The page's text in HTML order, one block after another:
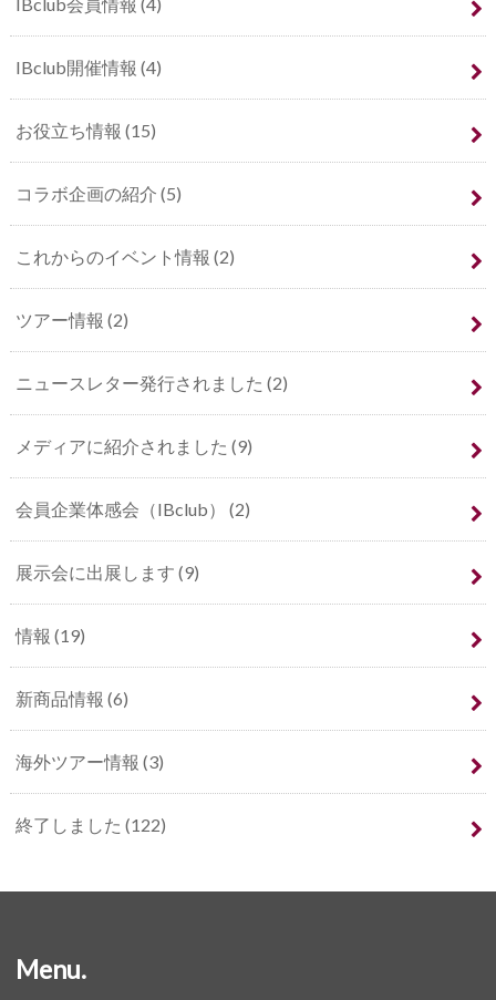
IBclub開催情報 (4)
お役立ち情報 (15)
コラボ企画の紹介 (5)
これからのイベント情報 (2)
ツアー情報 (2)
ニュースレター発行されました (2)
メディアに紹介されました (9)
会員企業体感会（IBclub） (2)
展示会に出展します (9)
情報 (19)
新商品情報 (6)
海外ツアー情報 (3)
終了しました (122)
Menu.